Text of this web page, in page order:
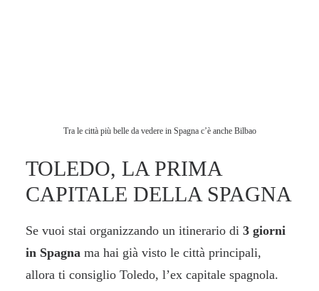
Tra le città più belle da vedere in Spagna c’è anche Bilbao
TOLEDO, LA PRIMA
CAPITALE DELLA SPAGNA
Se vuoi stai organizzando un itinerario di 3 giorni
in Spagna ma hai già visto le città principali,
allora ti consiglio Toledo, l’ex capitale spagnola.